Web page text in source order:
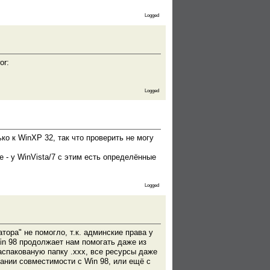
Logged
Logged
к WinXP 32, так что проверить не могу
- у WinVista/7 с этим есть определённые
Logged
не помогло, т.к. админские права у
98 продолжает нам помогать даже из
папку .ххх, все ресурсы даже
совместимости с Win 98, или ещё с